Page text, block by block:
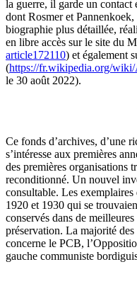
la guerre, il garde un contact
dont Rosmer et
biographie plus détaillée,
en libre accès sur le site du
article172110) et également
(https://fr.wikipedia.org/
le 30 août 2022).
Ce fonds d’archives, d’une
s’intéresse aux premières
des premières organisations
reconditionné. Un nouvel
consultable. Les
1920 et 1930 qui se
conservés dans de
préservation. La majorité
concerne le PCB,
gauche communiste